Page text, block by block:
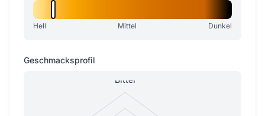
Hell Mittel Dunkel
Geschmacksprofil
Bitter